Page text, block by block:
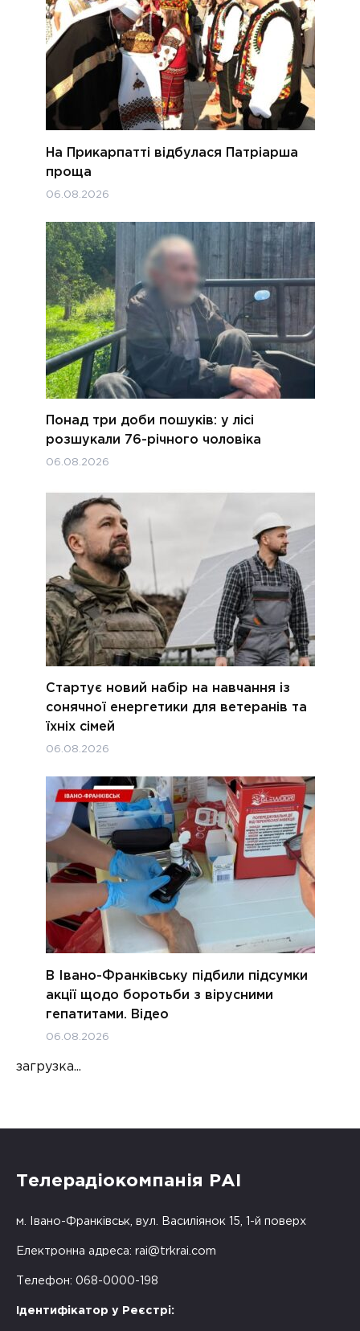
На Прикарпатті відбулася Патріарша
проща
06.08.2026
Понад три доби пошуків: у лісі
розшукали 76-річного чоловіка
06.08.2026
Стартує новий набір на навчання із
сонячної енергетики для ветеранів та
їхніх сімей
06.08.2026
В Івано-Франківську підбили підсумки
акції щодо боротьби з вірусними
гепатитами. Відео
06.08.2026
загрузка...
Телерадіокомпанія РАІ
м. Івано-Франківськ, вул. Василіянок 15, 1-й поверх
Електронна адреса: rai@trkrai.com
Телефон: 068-0000-198
Ідентифікатор у Реєстрі: